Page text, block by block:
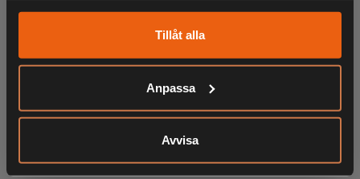
Tillåt alla
Anpassa
Avvisa
KÖPS OFTA TILLSAMMANS
ANDRA HAR OCKSÅ TITTAT PÅ